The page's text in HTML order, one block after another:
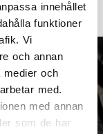
innehållet
funktioner
Vi
och annan
medier och
med.
med annan
som de har